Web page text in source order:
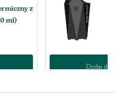
z
ml)
Dodaj do